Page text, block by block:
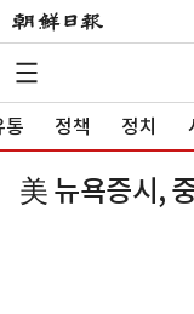
통 정책 정치
美 뉴욕증시,